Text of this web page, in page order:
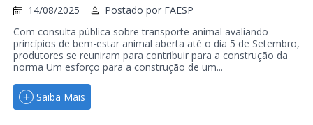
14/08/2025 Postado por FAESP
Com consulta pública sobre transporte animal avaliando
princípios de bem-estar animal aberta até o dia 5 de Setembro,
produtores se reuniram para contribuir para a construção da
norma Um esforço para a construção de um...
Saiba Mais